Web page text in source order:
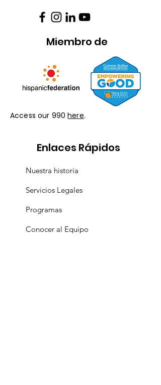
Miembro de
Access our 990here.
Enlaces Rápidos
Nuestra historia
Servicios Legales
Programas
Conocer al Equipo